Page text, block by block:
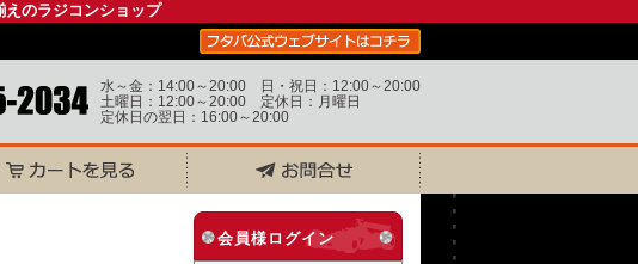
えのラジコンショップ
水～金：14:00～20:00 日・祝日：12:00～20:00
土曜日：12:00～20:00 定休日：月曜日
定休日の翌日：16:00～20:00
会員様ログイン